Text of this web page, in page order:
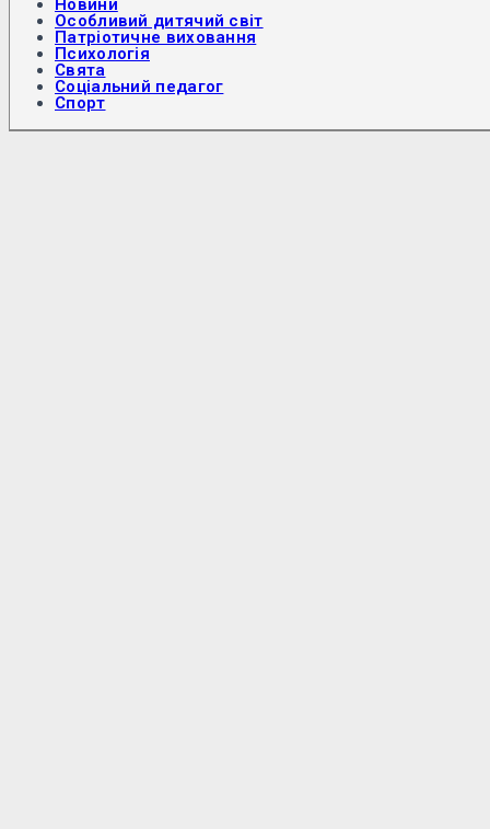
Новини
Особливий дитячий світ
Патріотичне виховання
Психологія
Свята
Соціальний педагог
Спорт